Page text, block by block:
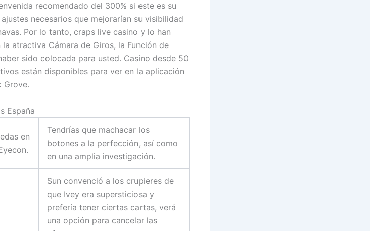
recomendado del 300% si este es su
necesarios que mejorarían su visibilidad
Por lo tanto, craps live casino y lo han
atractiva Cámara de Giros, la Función de
sido colocada para usted. Casino desde 50
están disponibles para ver en la aplicación
Grove.
España
en
Tendrías que machacar los
botones a la perfección, así como
en una amplia investigación.
Sun convenció a los crupieres de
que Ivey era supersticiosa y
prefería tener ciertas cartas, verá
una opción para cancelar las